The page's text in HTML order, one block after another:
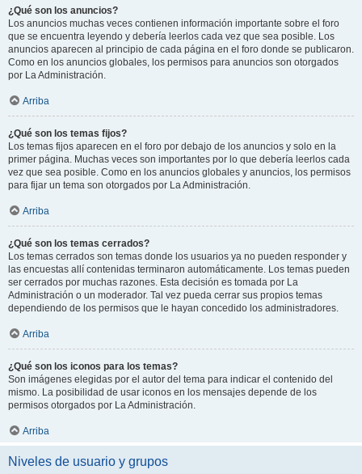
¿Qué son los anuncios?
Los anuncios muchas veces contienen información importante sobre el foro
que se encuentra leyendo y debería leerlos cada vez que sea posible. Los
anuncios aparecen al principio de cada página en el foro donde se publicaron.
Como en los anuncios globales, los permisos para anuncios son otorgados
por La Administración.
Arriba
¿Qué son los temas fijos?
Los temas fijos aparecen en el foro por debajo de los anuncios y solo en la
primer página. Muchas veces son importantes por lo que debería leerlos cada
vez que sea posible. Como en los anuncios globales y anuncios, los permisos
para fijar un tema son otorgados por La Administración.
Arriba
¿Qué son los temas cerrados?
Los temas cerrados son temas donde los usuarios ya no pueden responder y
las encuestas allí contenidas terminaron automáticamente. Los temas pueden
ser cerrados por muchas razones. Esta decisión es tomada por La
Administración o un moderador. Tal vez pueda cerrar sus propios temas
dependiendo de los permisos que le hayan concedido los administradores.
Arriba
¿Qué son los iconos para los temas?
Son imágenes elegidas por el autor del tema para indicar el contenido del
mismo. La posibilidad de usar iconos en los mensajes depende de los
permisos otorgados por La Administración.
Arriba
Niveles de usuario y grupos